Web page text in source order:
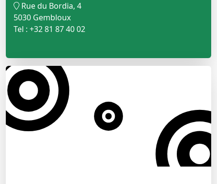
Rue du Bordia, 4
5030 Gembloux
Tel : +32 81 87 40 02